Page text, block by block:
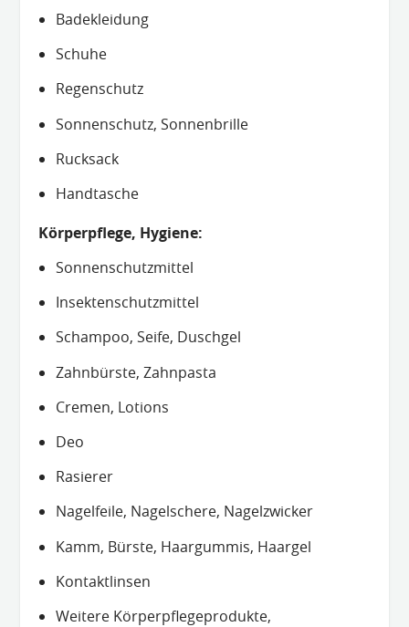
Badekleidung
Schuhe
Regenschutz
Sonnenschutz, Sonnenbrille
Rucksack
Handtasche
Körperpflege, Hygiene:
Sonnenschutzmittel
Insektenschutzmittel
Schampoo, Seife, Duschgel
Zahnbürste, Zahnpasta
Cremen, Lotions
Deo
Rasierer
Nagelfeile, Nagelschere, Nagelzwicker
Kamm, Bürste, Haargummis, Haargel
Kontaktlinsen
Weitere Körperpflegeprodukte,